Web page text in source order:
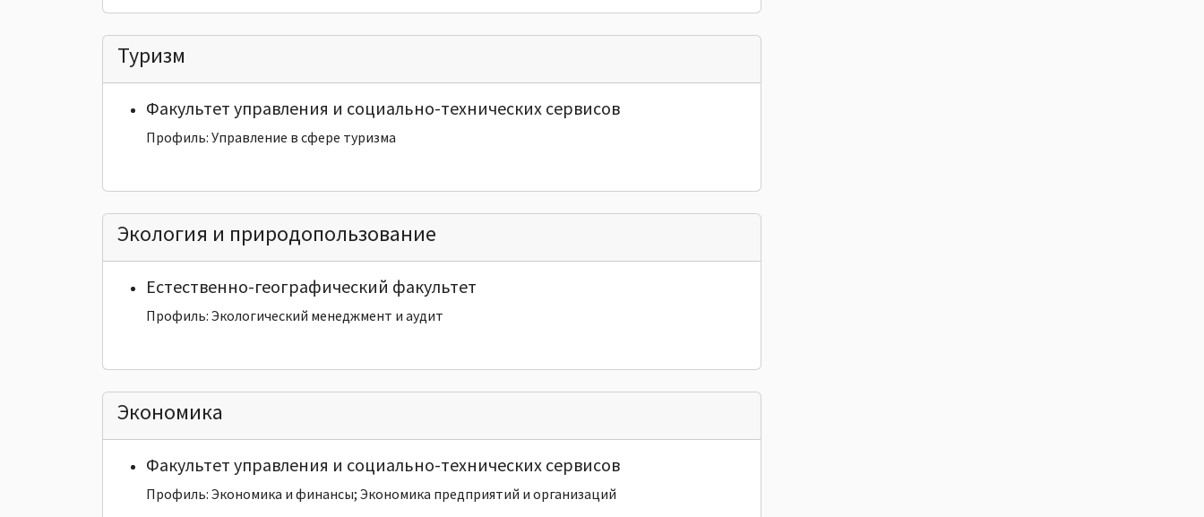
Туризм
Факультет управления и социально-технических сервисов
Профиль: Управление в сфере туризма
Экология и природопользование
Естественно-географический факультет
Профиль: Экологический менеджмент и аудит
Экономика
Факультет управления и социально-технических сервисов
Профиль: Экономика и финансы; Экономика предприятий и организаций